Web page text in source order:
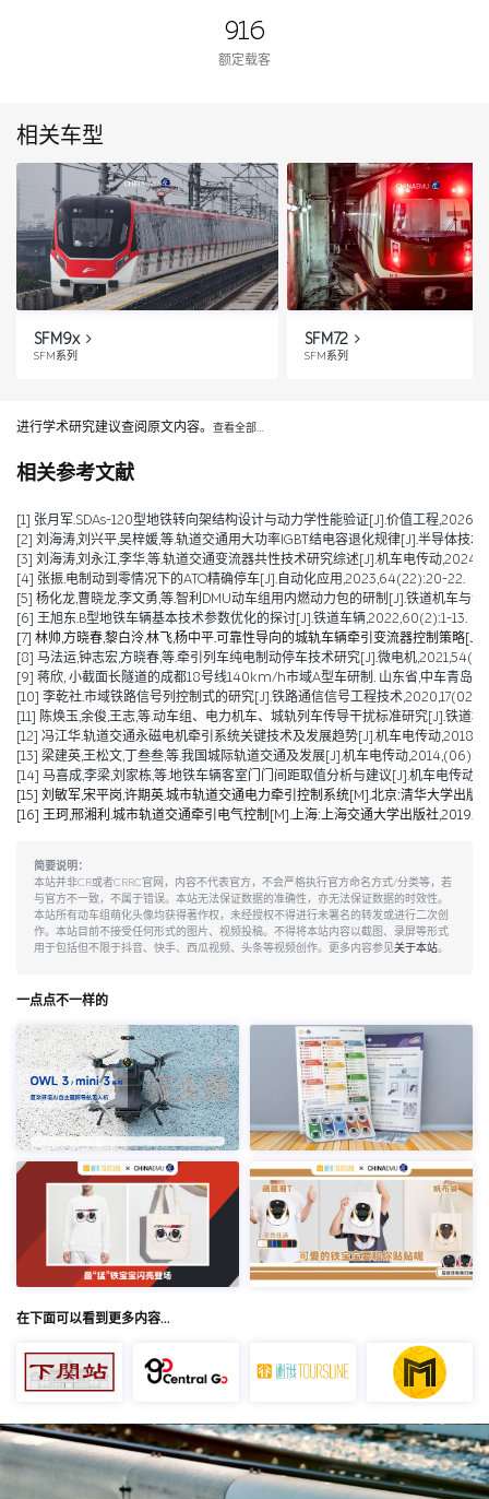
916
额定载客
相关车型
SFM9x
SFM系列
SFM72
SFM系列
进行学术研究建议查阅原文内容。 查看全部…
相关参考文献
[1] 张月军.SDAs-120型地铁转向架结构设计与动力学性能验证[J].价值工程
[2] 刘海涛,刘兴平,吴梓媛,等.轨道交通用大功率IGBT结电容退化规律[J].半导体技
[3] 刘海涛,刘永江,李华,等.轨道交通变流器共性技术研究综述[J].机车电传动
[4] 张振.电制动到零情况下的ATO精确停车[J].自动化应用,2023,64(22):20-22.
[5] 杨化龙,曹晓龙,李文勇,等.智利DMU动车组用内燃动力包的研制[J].铁道机车与
[6] 王旭东.B型地铁车辆基本技术参数优化的探讨[J].铁道车辆,2022,60(2):1-13.
[7] 林帅,方晓春,黎白泠,林飞,杨中平.可靠性导向的城轨车辆牵引变流器控制策略
[8] 马法运,钟志宏,方晓春,等.牵引列车纯电制动停车技术研究[J].微电机
[9] 蒋欣, 小截面长隧道的成都18号线140km/h市域A型车研制. 山东省,中车青岛
[10] 李乾社.市域铁路信号列控制式的研究[J].铁路通信信号工程技术
[11] 陈焕玉,余俊,王志,等.动车组、电力机车、城轨列车传导干扰标准研究[J].铁道
[12] 冯江华.轨道交通永磁电机牵引系统关键技术及发展趋势[J].机车电传动
[13] 梁建英,王松文,丁叁叁,等.我国城际轨道交通及发展[J].机车电传动
[14] 马喜成,李梁,刘家栋,等.地铁车辆客室门门间距取值分析与建议[J].机车电传动
[15] 刘敏军,宋平岗,许期英.城市轨道交通电力牵引控制系统[M].北京:清华大学出版
[16] 王珂,邢湘利.城市轨道交通牵引电气控制[M].上海:上海交通大学出版社,2019.
简要说明：
本站并非CR或者CRRC官网，内容不代表官方，不会严格执行官方命名方式/分类等，若
与官方不一致，不属于错误。本站无法保证数据的准确性，亦无法保证数据的时效性。
本站所有动车组萌化头像均获得著作权，未经授权不得进行未署名的转发或进行二次创
作。本站目前不接受任何形式的图片、视频投稿。不得将本站内容以截图、录屏等形式
用于包括但不限于抖音、快手、西瓜视频、头条等视频创作。更多内容参见关于本站。
一点点不一样的
在下面可以看到更多内容…